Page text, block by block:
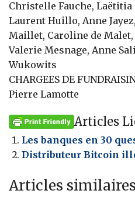
Christelle Fauche,
Laurent Huillo, Anne
Maillet, Caroline de
Valerie Mesnage, Anne
Wukowits
CHARGEES DE
Pierre Lamotte
Articles
Les banques en 30
Distributeur Bitcoin
Articles similaires